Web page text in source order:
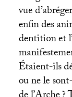
vue
enfin des
dentition et
Étaient-ils
ou ne le